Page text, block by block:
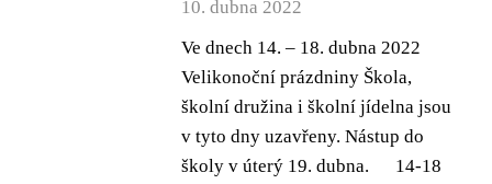
10. dubna 2022
Ve dnech 14. – 18. dubna 2022
Velikonoční prázdniny Škola,
školní družina i školní jídelna jsou
v tyto dny uzavřeny. Nástup do
školy v úterý 19. dubna. 14-18